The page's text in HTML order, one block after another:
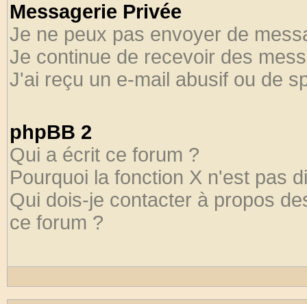
Messagerie Privée
Je ne peux pas envoyer de
Je continue de recevoir des
J'ai reçu un e-mail abusif ou de
phpBB 2
Qui a écrit ce forum ?
Pourquoi la fonction X n'est pas
Qui dois-je contacter à propos
ce forum ?